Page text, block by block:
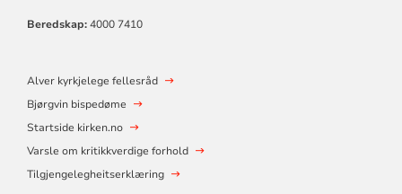
Beredskap:4000 7410
Alver kyrkjelege fellesråd
Bjørgvin bispedøme
Startside kirken.no
Varsle om kritikkverdige forhold
Tilgjengelegheitserklæring